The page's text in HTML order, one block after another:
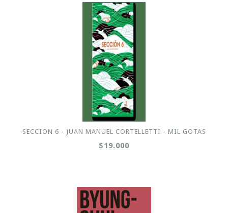
SECCION 6 - JUAN MANUEL CORTELLETTI - MIL GOTAS
$19.000